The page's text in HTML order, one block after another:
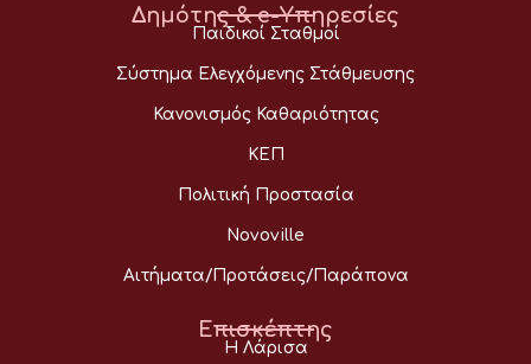
Δημότης & e-Υπηρεσίες
Παιδικοί Σταθμοί
Σύστημα Ελεγχόμενης Στάθμευσης
Κανονισμός Καθαριότητας
ΚΕΠ
Πολιτική Προστασία
Novoville
Αιτήματα/Προτάσεις/Παράπονα
Επισκέπτης
Η Λάρισα